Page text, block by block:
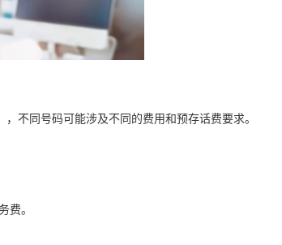
不同号码可能涉及不同的费用和预存话费要求。
费。